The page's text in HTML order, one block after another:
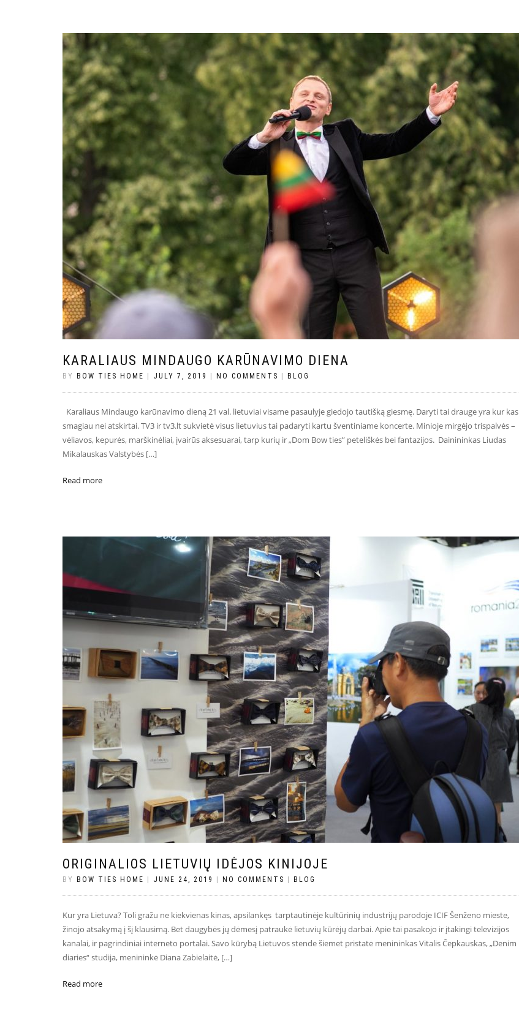
KARALIAUS MINDAUGO KARŪNAVIMO DIENA
BY BOW TIES HOME JULY 7, 2019 NO COMMENTS BLOG
Karaliaus Mindaugo karūnavimo dieną 21 val. lietuviai visame pasaulyje giedojo tautišką giesmę. Daryti tai drauge yra kur kas
smagiau nei atskirtai. TV3 ir tv3.lt sukvietė visus lietuvius tai padaryti kartu šventiniame koncerte. Minioje mirgėjo trispalvės –
vėliavos, kepurės, marškinėliai, įvairūs aksesuarai, tarp kurių ir „Dom Bow ties” peteliškės bei fantazijos. Dainininkas Liudas
Mikalauskas Valstybės […]
Read more
ORIGINALIOS LIETUVIŲ IDĖJOS KINIJOJE
BY BOW TIES HOME JUNE 24, 2019 NO COMMENTS BLOG
Kur yra Lietuva? Toli gražu ne kiekvienas kinas, apsilankęs tarptautinėje kultūrinių industrijų parodoje ICIF Šenženo mieste,
žinojo atsakymą į šį klausimą. Bet daugybės jų dėmesį patraukė lietuvių kūrėjų darbai. Apie tai pasakojo ir įtakingi televizijos
kanalai, ir pagrindiniai interneto portalai. Savo kūrybą Lietuvos stende šiemet pristatė menininkas Vitalis Čepkauskas, „Denim
diaries“ studija, menininkė Diana Zabielaitė, […]
Read more